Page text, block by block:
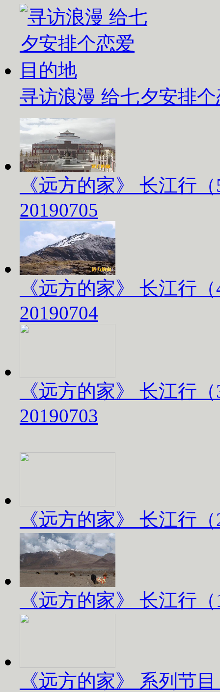
寻访浪漫 给七夕安排
《远方的家》 长江行
20190705
《远方的家》 长江行
20190704
《远方的家》 长江行
20190703
《远方的家》 长江行
《远方的家》 长江行
《远方的家》 系列节